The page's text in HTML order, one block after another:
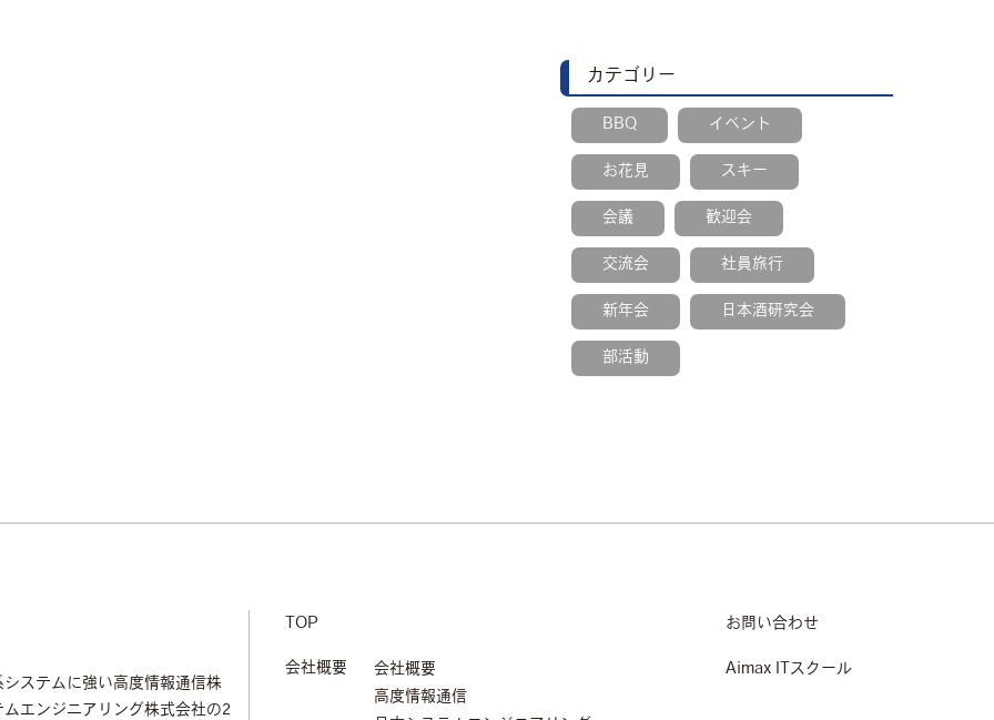
カテゴリー
BBQ イベント
お花見 スキー
会議 歓迎会
交流会 社員旅行
新年会 日本酒研究会
部活動
ステムに強い高度情報通信株
エンジニアリング株式会社の2
TOP
会社概要
会社概要
高度情報通信
お問い合わせ
Aimax ITスクール